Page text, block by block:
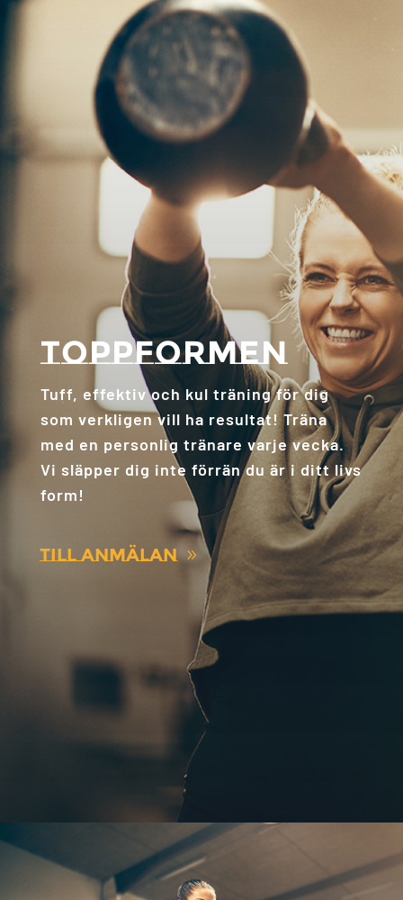
Toppformen
Tuff, effektiv och kul träning för dig
som verkligen vill ha resultat! Träna
med en personlig tränare varje vecka.
Vi släpper dig inte förrän du är i ditt livs
form!
Till anmälan